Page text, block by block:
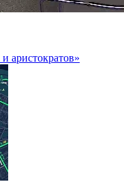
аристократов»